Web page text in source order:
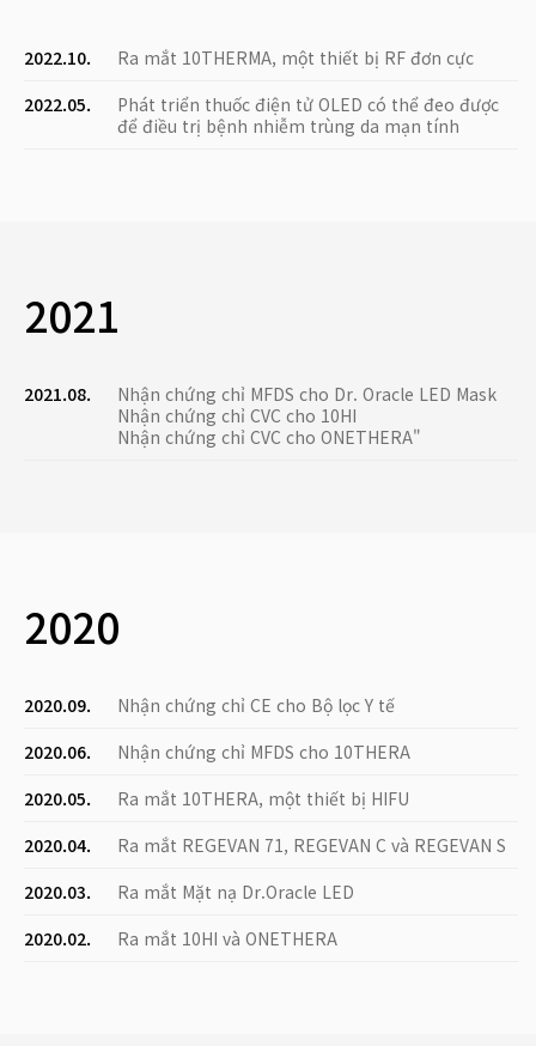
2022.10.
Ra mắt 10THERMA, một thiết bị RF đơn cực
2022.05.
Phát triển thuốc điện tử OLED có thể đeo được
để điều trị bệnh nhiễm trùng da mạn tính
2021
2021.08.
Nhận chứng chỉ MFDS cho Dr. Oracle LED Mask
Nhận chứng chỉ CVC cho 10HI
Nhận chứng chỉ CVC cho ONETHERA"
2020
2020.09.
Nhận chứng chỉ CE cho Bộ lọc Y tế
2020.06.
Nhận chứng chỉ MFDS cho 10THERA
2020.05.
Ra mắt 10THERA, một thiết bị HIFU
2020.04.
Ra mắt REGEVAN 71, REGEVAN C và REGEVAN S
2020.03.
Ra mắt Mặt nạ Dr.Oracle LED
2020.02.
Ra mắt 10HI và ONETHERA